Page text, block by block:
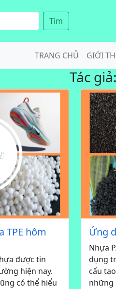
Tìm
TRANG CHỦ GIỚI
Tác giả:
TPE hôm
được tin
hiện nay.
có thể hiểu
Ứng
Nhựa
dụng
cấu
những